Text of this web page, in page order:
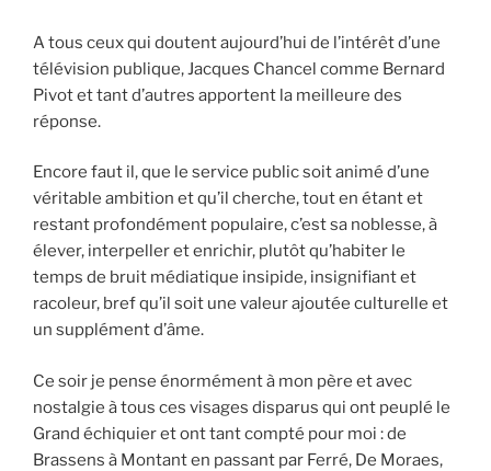
A tous ceux qui doutent aujourd’hui de l’intérêt d’une
télévision publique, Jacques Chancel comme Bernard
Pivot et tant d’autres apportent la meilleure des
réponse.
Encore faut il, que le service public soit animé d’une
véritable ambition et qu’il cherche, tout en étant et
restant profondément populaire, c’est sa noblesse, à
élever, interpeller et enrichir, plutôt qu’habiter le
temps de bruit médiatique insipide, insignifiant et
racoleur, bref qu’il soit une valeur ajoutée culturelle et
un supplément d’âme.
Ce soir je pense énormément à mon père et avec
nostalgie à tous ces visages disparus qui ont peuplé le
Grand échiquier et ont tant compté pour moi : de
Brassens à Montant en passant par Ferré, De Moraes,